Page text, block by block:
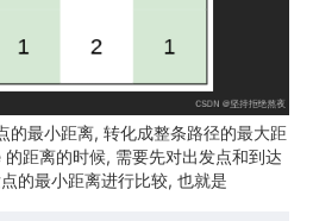
的最小距离, 转化成整条路径的最大距
距离的时候, 需要先对出发点和到达
的最小距离进行比较, 也就是